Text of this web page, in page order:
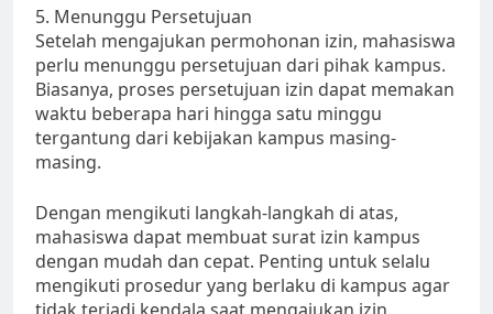
5. Menunggu Persetujuan
Setelah mengajukan permohonan izin, mahasiswa
perlu menunggu persetujuan dari pihak kampus.
Biasanya, proses persetujuan izin dapat memakan
waktu beberapa hari hingga satu minggu
tergantung dari kebijakan kampus masing-
masing.
Dengan mengikuti langkah-langkah di atas,
mahasiswa dapat membuat surat izin kampus
dengan mudah dan cepat. Penting untuk selalu
mengikuti prosedur yang berlaku di kampus agar